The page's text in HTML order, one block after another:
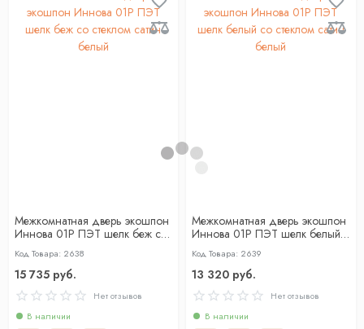
Межкомнатная дверь экошпон
Иннова 01Р ПЭТ шелк беж со
стеклом сатин белый
Код Товара: 2638
15 735 руб.
Нет отзывов
В наличии
Межкомнатная дверь экошпон
Иннова 01Р ПЭТ шелк белый
со стеклом сатин белый
Код Товара: 2639
13 320 руб.
Нет отзывов
В наличии